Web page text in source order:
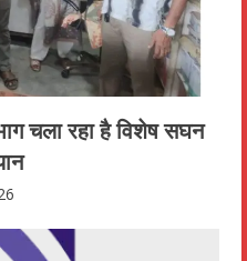
चला रहा है विशेष सघन